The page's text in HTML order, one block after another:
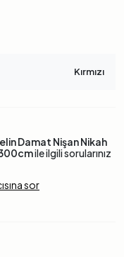
Kırmızı
Damat Nişan Nikah
ile ilgili sorularınız
sor